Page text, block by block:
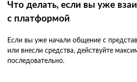
Что делать, если вы уже
с платформой
Если вы уже начали общение с
или внесли средства, действуйте
последовательно.